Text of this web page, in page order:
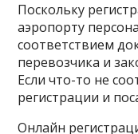
Поскольку
аэропорту
соответствием
перевозчика и
Если что-то не
регистрации и
Онлайн